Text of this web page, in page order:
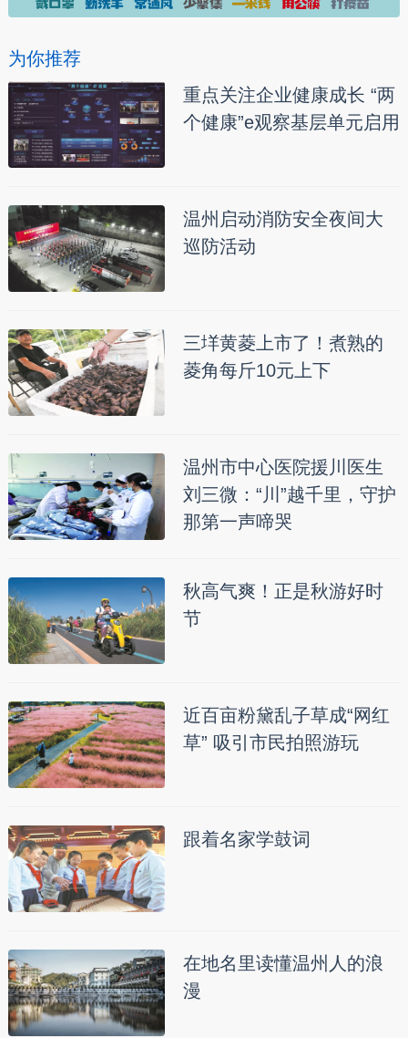
为你推荐
重点关注企业健康成长 “两
个健康”e观察基层单元启用
温州启动消防安全夜间大
巡防活动
三垟黄菱上市了！煮熟的
菱角每斤10元上下
温州市中心医院援川医生
刘三微：“川”越千里，守护
那第一声啼哭
秋高气爽！正是秋游好时
节
近百亩粉黛乱子草成“网红
草” 吸引市民拍照游玩
跟着名家学鼓词
在地名里读懂温州人的浪
漫